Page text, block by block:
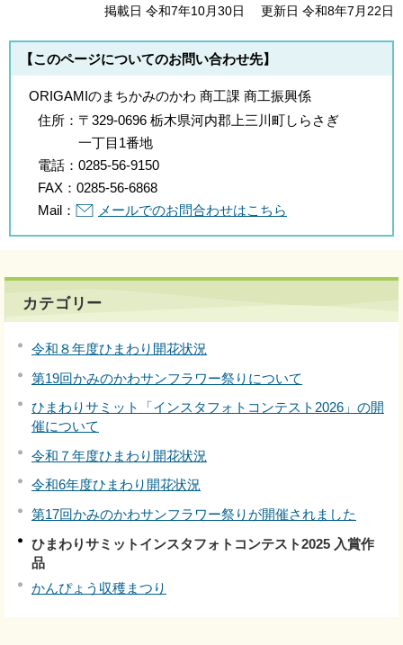
掲載日 令和7年10月30日 更新日 令和8年7月22日
【このページについてのお問い合わせ先】
ORIGAMIのまちかみのかわ 商工課 商工振興係
住所： 〒329-0696 栃木県河内郡上三川町しらさぎ
一丁目1番地
電話： 0285-56-9150
FAX： 0285-56-6868
Mail：
メールでのお問合わせはこちら
カテゴリー
令和８年度ひまわり開花状況
第19回かみのかわサンフラワー祭りについて
ひまわりサミット「インスタフォトコンテスト2026」の開
催について
令和７年度ひまわり開花状況
令和6年度ひまわり開花状況
第17回かみのかわサンフラワー祭りが開催されました
ひまわりサミットインスタフォトコンテスト2025 入賞作
品
かんぴょう収穫まつり